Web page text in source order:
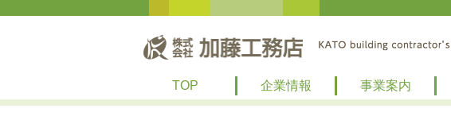
TOP 企業情報 事業案内